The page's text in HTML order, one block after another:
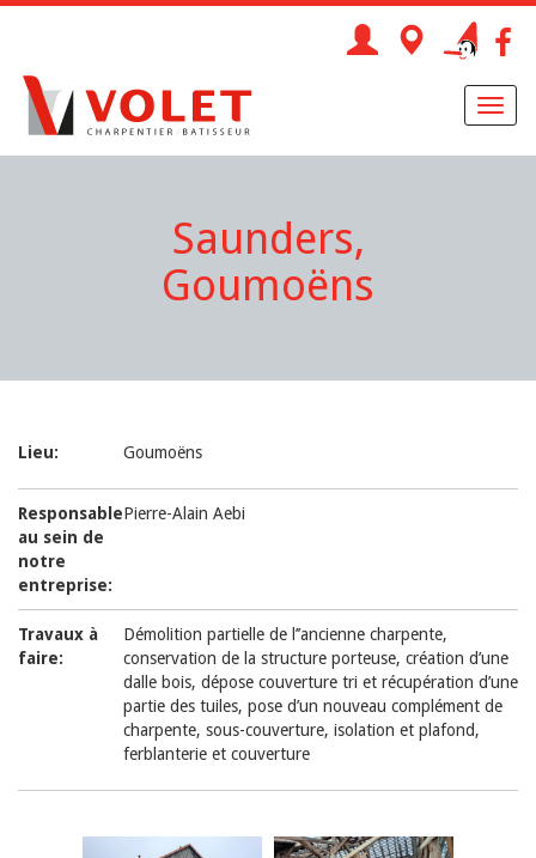
Saunders,
Goumoëns
Lieu: Goumoëns
Responsable
au sein de
notre
entreprise:
Pierre-Alain Aebi
Travaux à
faire:
Démolition partielle de l’’ancienne charpente,
conservation de la structure porteuse, création d’une
dalle bois, dépose couverture tri et récupération d’une
partie des tuiles, pose d’un nouveau complément de
charpente, sous-couverture, isolation et plafond,
ferblanterie et couverture